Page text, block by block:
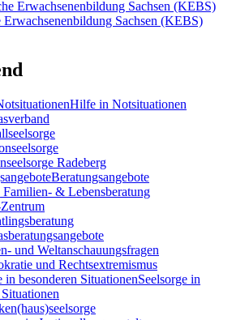
Erwachsenenbildung Sachsen (KEBS)
Hilfe in Notsituationen
Radeberg
Beratungsangebote
Familien- & Lebensberatung
und Weltanschauungsfragen
und Rechtsextremismus
Seelsorge in